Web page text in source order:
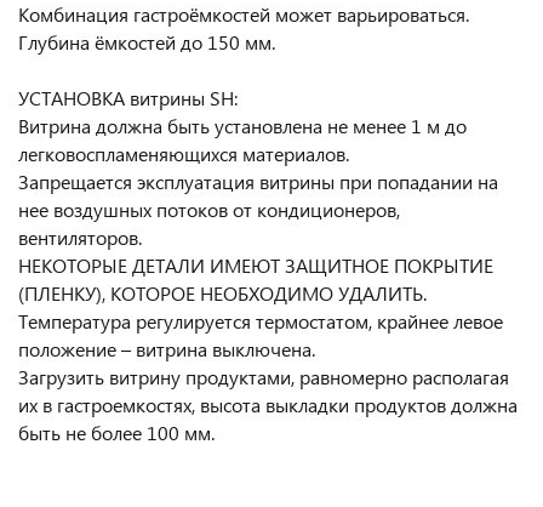
Комбинация гастроёмкостей может варьироваться.
Глубина ёмкостей до 150 мм.
УСТАНОВКА витрины SH:
Витрина должна быть установлена не менее 1 м до
легковоспламеняющихся материалов.
Запрещается эксплуатация витрины при попадании на
нее воздушных потоков от кондиционеров,
вентиляторов.
НЕКОТОРЫЕ ДЕТАЛИ ИМЕЮТ ЗАЩИТНОЕ ПОКРЫТИЕ
(ПЛЕНКУ), КОТОРОЕ НЕОБХОДИМО УДАЛИТЬ.
Температура регулируется термостатом, крайнее левое
положение – витрина выключена.
Загрузить витрину продуктами, равномерно располагая
их в гастроемкостях, высота выкладки продуктов должна
быть не более 100 мм.